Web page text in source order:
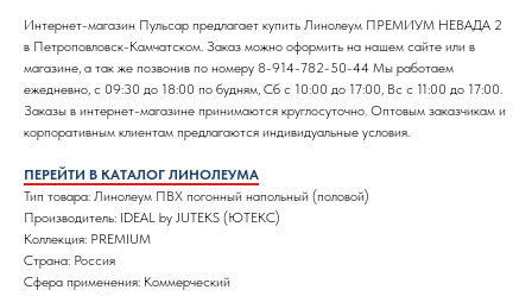
Интернет-магазин Пульсар предлагает купить Линолеум ПРЕМИУМ НЕВАДА 2
в Петроповловск-Камчатском. Заказ можно оформить на нашем сайте или в
магазине, а так же позвонив по номеру 8-914-782-50-44 Мы работаем
ежедневно, с 09:30 до 18:00 по будням, Сб с 10:00 до 17:00, Вс с 11:00 до 17:00.
Заказы в интернет-магазине принимаются круглосуточно. Оптовым заказчикам и
корпоративным клиентам предлагаются индивидуальные условия.
ПЕРЕЙТИ В КАТАЛОГ ЛИНОЛЕУМА
Тип товара: Линолеум ПВХ погонный напольный (половой)
Производитель: IDEAL by JUTEKS (ЮТЕКС)
Коллекция: PREMIUM
Страна: Россия
Сфера применения: Коммерческий